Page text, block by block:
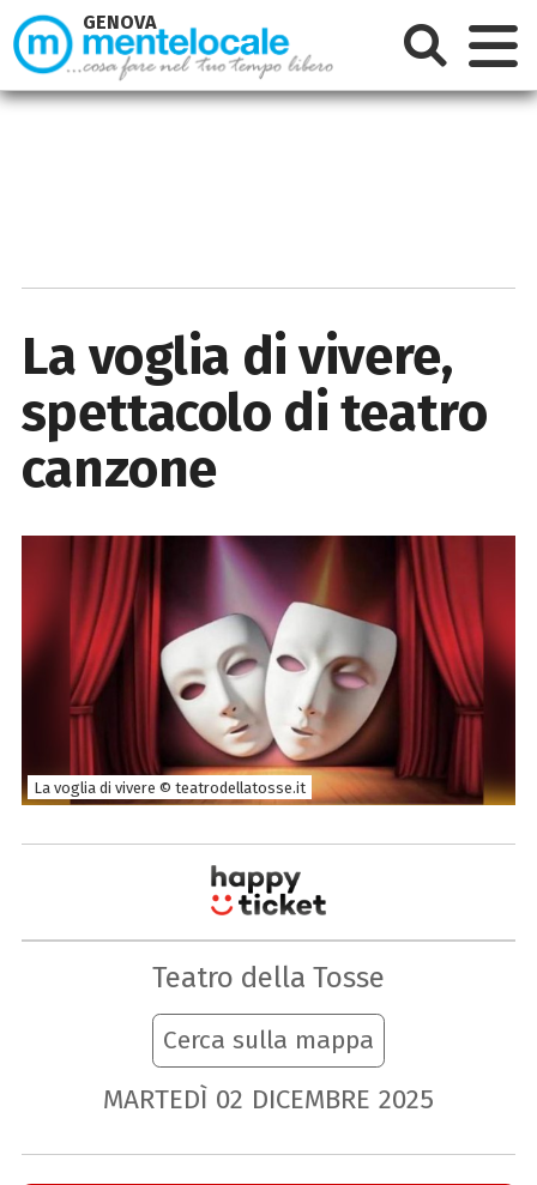
La voglia di vivere,
spettacolo di teatro
canzone
La voglia di vivere © teatrodellatosse.it
Teatro della Tosse
Cerca sulla mappa
MARTEDÌ 02 DICEMBRE 2025
GENOVA